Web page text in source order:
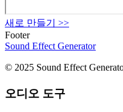
새로 만들기
>>
Footer
Sound Effect Generator
© 2025 Sound Effect
오디오 도구